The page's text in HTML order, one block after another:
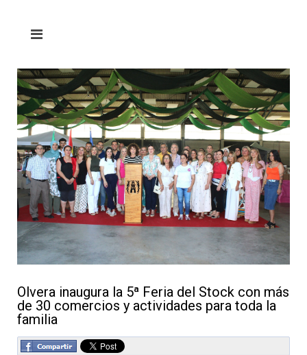
Olvera inaugura la 5ª Feria del Stock con más
de 30 comercios y actividades para toda la
familia